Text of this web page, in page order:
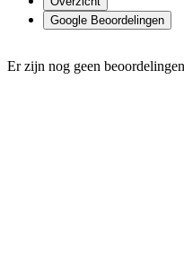
Google Beoordelingen
Er zijn nog geen